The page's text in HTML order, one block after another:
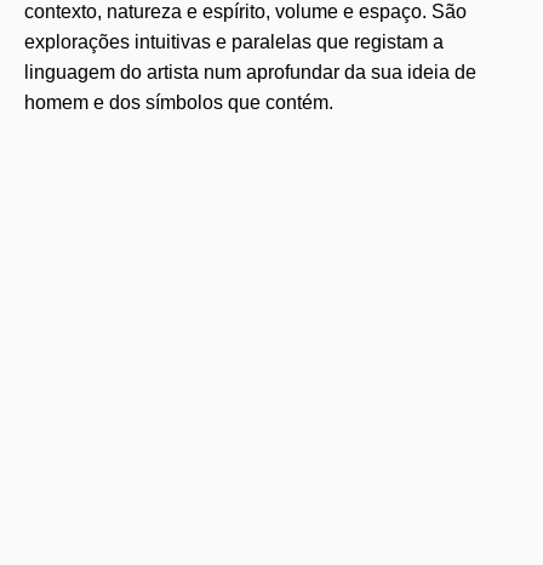
contexto, natureza e espírito, volume e espaço. São
explorações intuitivas e paralelas que registam a
linguagem do artista num aprofundar da sua ideia de
homem e dos símbolos que contém.